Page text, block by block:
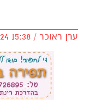
ערן ראוכר / 15:38 29.12.24